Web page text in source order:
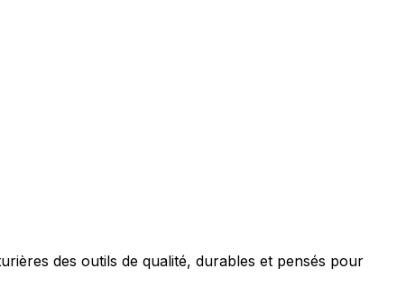
des outils de qualité, durables et pensés pour